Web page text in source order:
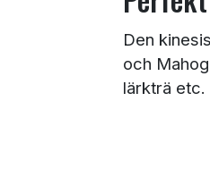
Den
och
lärkträ etc.